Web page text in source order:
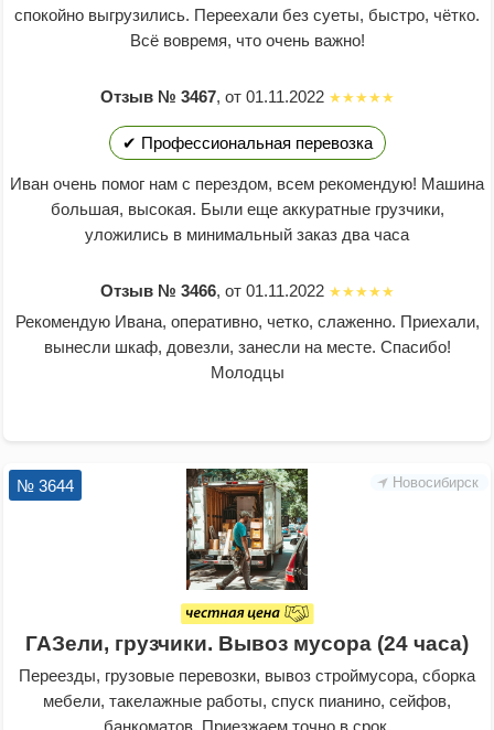
спокойно выгрузились. Переехали без суеты, быстро, чётко.
Всё вовремя, что очень важно!
Отзыв № 3467, от 01.11.2022
✔ Профессиональная перевозка
Иван очень помог нам с перездом, всем рекомендую! Машина
большая, высокая. Были еще аккуратные грузчики,
уложились в минимальный заказ два часа
Отзыв № 3466, от 01.11.2022
Рекомендую Ивана, оперативно, четко, слаженно. Приехали,
вынесли шкаф, довезли, занесли на месте. Спасибо!
Молодцы
Новосибирск
№ 3644
ГАЗели, грузчики. Вывоз мусора (24 часа)
Переезды, грузовые перевозки, вывоз строймусора, сборка
мебели, такелажные работы, спуск пианино, сейфов,
банкоматов. Приезжаем точно в срок.